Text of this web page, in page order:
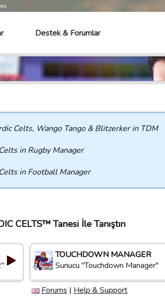
Destek & Forumlar
Celts, Wango Tango & Blitzerker in TDM
in Rugby Manager
in Football Manager
CELTS™ Tanesi İle Tanıştın
TOUCHDOWN MANAGER
Sunucu "Touchdown Manager"
Forums | Help & Support